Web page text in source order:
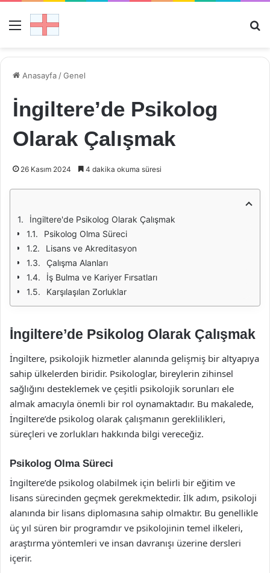
Menü
Anasayfa /Genel
İngiltere’de Psikolog
Olarak Çalışmak
26 Kasım 2024 4 dakika okuma süresi
İngiltere'de Psikolog Olarak Çalışmak
Psikolog Olma Süreci
Lisans ve Akreditasyon
Çalışma Alanları
İş Bulma ve Kariyer Fırsatları
Karşılaşılan Zorluklar
İngiltere’de Psikolog Olarak Çalışmak
İngiltere, psikolojik hizmetler alanında gelişmiş bir altyapıya
sahip ülkelerden biridir. Psikologlar, bireylerin zihinsel
sağlığını desteklemek ve çeşitli psikolojik sorunları ele
almak amacıyla önemli bir rol oynamaktadır. Bu makalede,
İngiltere’de psikolog olarak çalışmanın gereklilikleri,
süreçleri ve zorlukları hakkında bilgi vereceğiz.
Psikolog Olma Süreci
İngiltere’de psikolog olabilmek için belirli bir eğitim ve
lisans sürecinden geçmek gerekmektedir. İlk adım, psikoloji
alanında bir lisans diplomasına sahip olmaktır. Bu genellikle
üç yıl süren bir programdır ve psikolojinin temel ilkeleri,
araştırma yöntemleri ve insan davranışı üzerine dersleri
içerir.